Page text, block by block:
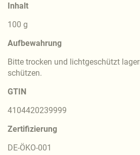
Inhalt
100 g
Aufbewahrung
Bitte trocken und lichtgeschützt
schützen.
GTIN
4104420239999
Zertifizierung
DE-ÖKO-001